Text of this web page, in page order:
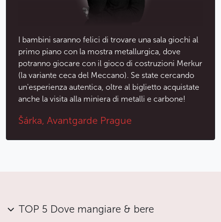
Da non perdere l'ultimo piano del museo in cui viene
dalla Televisione di stato ceca tra il 1997 e il 2011, ma
soprattutto la mostra chiamata Architettura,
Ingegneria Civile e Design. Vi troverete in un labirinto
di stili architettonici dal XIX secolo ad oggi. Grazie
a una serie di modelli, disegni, fotografie, video e
mostre reali, vivrete i periodi dello storicismo, l'epoca
al realismo socialista.
Se avete ancora energia, ai piani sotterranei del
Meno
I bambini saranno felici di trovare una sala giochi al
primo piano con la mostra metallurgica, dove
potranno giocare con il gioco di costruzioni Merkur
(la variante ceca del Meccano). Se state cercando
un'esperienza autentica, oltre al biglietto acquistate
anche la visita alla miniera di metalli e carbone!
Šárka, Avantgarde Prague
TOP 5 Dove mangiare & bere